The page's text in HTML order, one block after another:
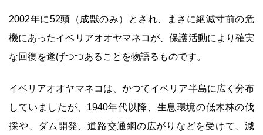
2002年に52頭（成獣のみ）とされ、まさに絶滅寸前の危
機にあったイベリアオオヤマネコが、保護活動により確実
な回復を遂げつつあることを物語るものです。
イベリアオオヤマネコは、かつてイベリア半島に広く分布
していましたが、1940年代以降、生息環境の低木林の伐
採や、ダム開発、道路交通網の広がりなどを受けて、減